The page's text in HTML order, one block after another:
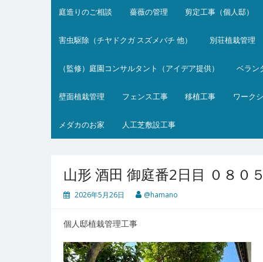
庭造りのご相談 薔薇の管理 剪定工事（個人邸）
害虫駆除（チヤドクガ スズメバチ 他） 別荘植栽管理
（監修）庭園コンサルタント（アイデア提供） ベラン
壁面植栽管理 フェンス工事 移植工事 ワーク
メダカのお家 人工芝敷設工事
山形 酒田 御庭番2日目 ０８０
2026年5月26日 @hamano
個人邸植栽管理工事